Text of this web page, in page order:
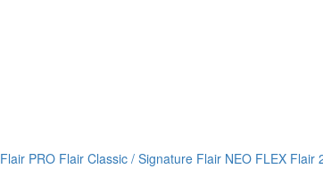
Flair PRO Flair Classic / Signature Flair NEO FLEX Flair